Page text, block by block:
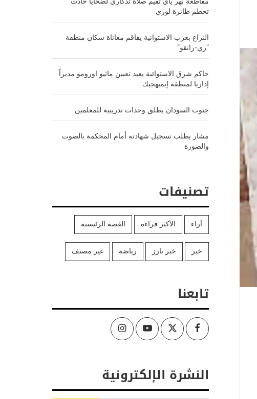
مقاطعة نهر ياي تقيم صلاة تذكاري لضحايا حادث
تحطم طائرة لوري
النزاع بغرب الاستوائية يفاقم معاناة سكان منطقة
“ري-رانقو”
حاكم شرق الاستوائية يعيد تعيين ماثيو اورومو مديراً
إداريا لمنطقة إيميهجيك
جنوب السودان يطلق وحدات تدريبية للمعلمين
مشار يطلب تسجيل شهادته أمام المحكمة بالصوت
والصورة
تصنيفات
آراء الأكثر قراءة القصة الرئيسية
خبر خبر بارز رياضة غير مصنف
تابعنا
Facebook
Twitter
Youtube
Instagram
النشرة الإلكترونية